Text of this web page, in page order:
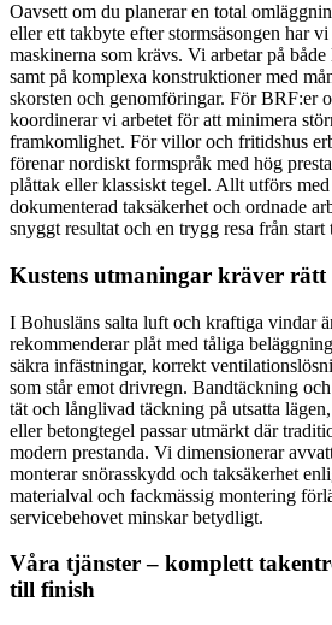
Oavsett om du planerar en total
eller ett takbyte efter stormsäsongen har
maskinerna som krävs. Vi arbetar på
samt på komplexa konstruktioner med
skorsten och genomföringar. För BRF:er
koordinerar vi arbetet för att minimera
framkomlighet. För villor och fritidshus
förenar nordiskt formspråk med hög
plåttak eller klassiskt tegel. Allt utförs
dokumenterad taksäkerhet och ordnade
snyggt resultat och en trygg resa från start
Kustens utmaningar kräver rätt
I Bohusläns salta luft och kraftiga vindar
rekommenderar plåt med tåliga
säkra infästningar, korrekt
som står emot drivregn. Bandtäckning
tät och långlivad täckning på utsatta
eller betongtegel passar utmärkt där
modern prestanda. Vi dimensionerar
monterar snörasskydd och taksäkerhet
materialval och fackmässig montering
servicebehovet minskar betydligt.
Våra tjänster – komplett
till finish